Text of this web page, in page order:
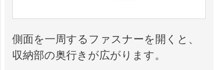
側面を一周するファスナーを開くと、
収納部の奥行きが広がります。